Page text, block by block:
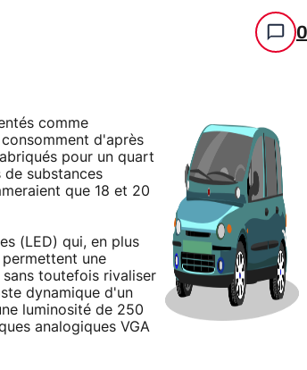
0
comme
d'après
pour un quart
substances
que 18 et 20
(LED) qui, en plus
une
sans toutefois rivaliser
dynamique d'un
luminosité de 250
analogiques VGA